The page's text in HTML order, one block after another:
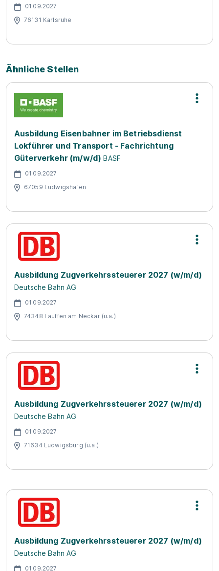
01.09.2027
76131 Karlsruhe
Ähnliche Stellen
Ausbildung Eisenbahner im Betriebsdienst
Lokführer und Transport - Fachrichtung
Güterverkehr (m/w/d) BASF
01.09.2027
67059 Ludwigshafen
Ausbildung Zugverkehrssteuerer 2027 (w/m/d)
Deutsche Bahn AG
01.09.2027
74348 Lauffen am Neckar (u.a.)
Ausbildung Zugverkehrssteuerer 2027 (w/m/d)
Deutsche Bahn AG
01.09.2027
71634 Ludwigsburg (u.a.)
Ausbildung Zugverkehrssteuerer 2027 (w/m/d)
Deutsche Bahn AG
01.09.2027